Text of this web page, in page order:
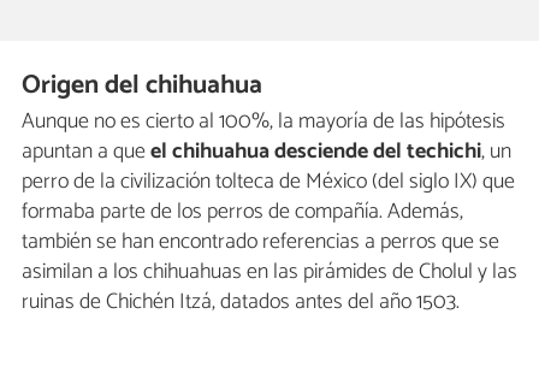
Origen del chihuahua
Aunque no es cierto al 100%, la mayoría de las hipótesis
apuntan a queel chihuahua desciende del techichi, un
perro de la civilización tolteca de México (del siglo IX) que
formaba parte de los perros de compañía. Además,
también se han encontrado referencias a perros que se
asimilan a los chihuahuas en las pirámides de Cholul y las
ruinas de Chichén Itzá, datados antes del año 1503.